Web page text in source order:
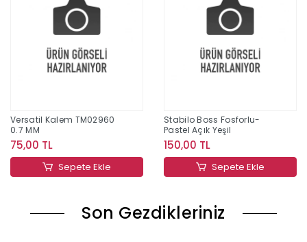
Versatil Kalem TM02960
0.7 MM
75,00 TL
Sepete Ekle
Stabilo Boss Fosforlu-
Pastel Açık Yeşil
150,00 TL
Sepete Ekle
Son Gezdikleriniz